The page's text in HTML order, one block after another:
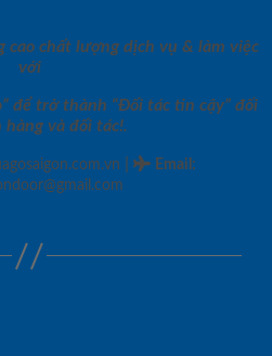
cao chất lượng dịch vụ & làm việc
với
để trở thành “Đối tác tin cậy” đối
hàng và đối tác!.
Email :